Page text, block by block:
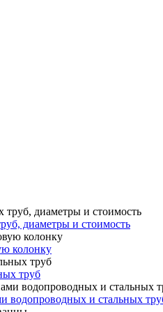
диаметры и стоимость
колонку
труб
водопроводных и стальных